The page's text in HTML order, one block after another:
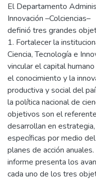
El Departamento
Innovación –Colciencias–
definió tres grandes
1. Fortalecer la
Ciencia, Tecnología e
vincular el capital
el conocimiento y la
productiva y social del
la política nacional de
objetivos son el
desarrollan en
específicas por medio
planes de acción
informe presenta los
cada uno de los tres